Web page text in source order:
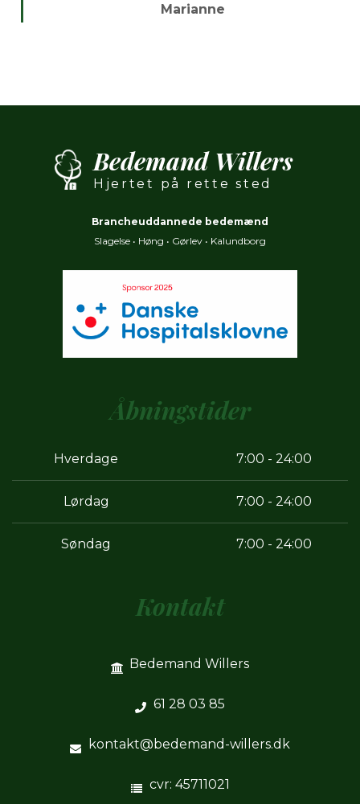
Bedemand Willers
Hjertet på rette sted
Brancheuddannede bedemænd
Slagelse • Høng • Gørlev • Kalundborg
Åbningstider
Hverdage 7:00 - 24:00
Lørdag 7:00 - 24:00
Søndag 7:00 - 24:00
Kontakt
Bedemand Willers
61 28 03 85
kontakt@bedemand-willers.dk
cvr: 45711021